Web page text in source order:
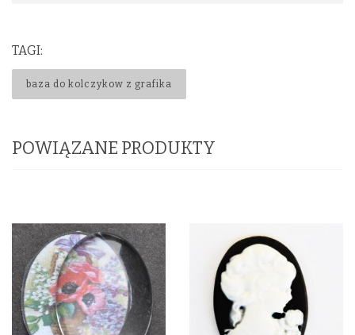
TAGI:
baza do kolczykow z grafika
POWIĄZANE PRODUKTY